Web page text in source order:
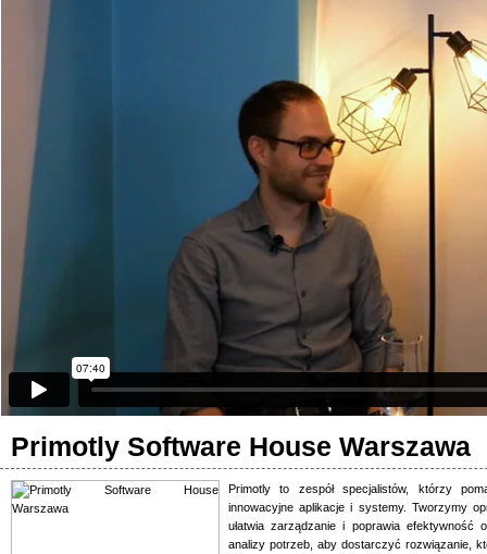
Primotly Software House Warszawa
Primotly to zespół specjalistów, którzy
innowacyjne aplikacje i systemy. Tworzymy
ułatwia zarządzanie i poprawia efektywność
analizy potrzeb, aby dostarczyć rozwiązanie,